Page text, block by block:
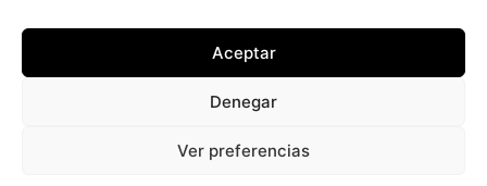
Aceptar
Denegar
Ver preferencias
automóviles - C/ Fernández de la Hoz 70, 1ºB - 28003 - Madrid
fleetpeople@fleetpeople.es